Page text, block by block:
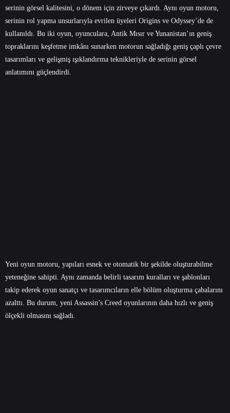
serinin görsel kalitesini, o dönem için zirveye çıkardı. Aynı oyun motoru,
serinin rol yapma unsurlarıyla evrilen üyeleri Origins ve Odyssey’de de
kullanıldı. Bu iki oyun, oyunculara, Antik Mısır ve Yunanistan’ın geniş
topraklarını keşfetme imkânı sunarken motorun sağladığı geniş çaplı çevre
tasarımları ve gelişmiş ışıklandırma teknikleriyle de serinin görsel
anlatımını güçlendirdi.
Yeni oyun motoru, yapıları esnek ve otomatik bir şekilde oluşturabilme
yeteneğine sahipti. Aynı zamanda belirli tasarım kuralları ve şablonları
takip ederek oyun sanatçı ve tasarımcıların elle bölüm oluşturma çabalarını
azalttı. Bu durum, yeni Assassin’s Creed oyunlarının daha hızlı ve geniş
ölçekli olmasını sağladı.